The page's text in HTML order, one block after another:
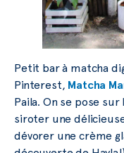
Petit bar à matcha
Pinterest, Matcha
Paila. On se pose
siroter une
dévorer une crème